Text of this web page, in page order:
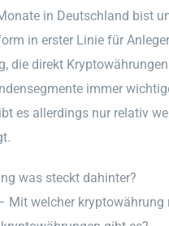
in Deutschland bist
in erster Linie für
die direkt
immer
es allerdings nur relativ
was steckt dahinter?
welcher kryptowährung